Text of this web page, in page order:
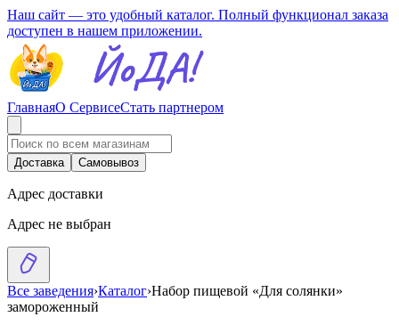
Наш сайт — это удобный каталог. Полный функционал заказа
доступен в нашем приложении.
ГлавнаяО СервисеСтать партнером
Доставка Самовывоз
Адрес доставки
Адрес не выбран
Все заведения›Каталог›Набор пищевой «Для солянки»
замороженный